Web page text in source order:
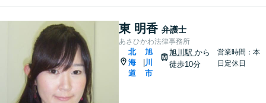
東 明香 弁護士
あさひかわ法律事務所
北
海
道
旭
川
市
旭川駅 から
徒歩10分
営業時間：本
日定休日